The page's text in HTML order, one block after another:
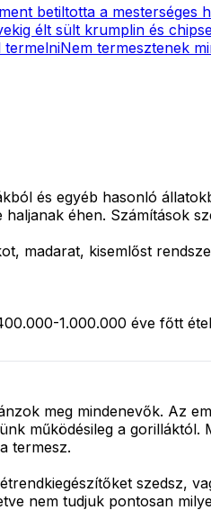
betiltotta a mesterséges
élt sült krumplin és
termelniNem termesztenek
és egyéb hasonló
éhen. Számítások
madarat, kisemlőst
1.000.000 éve főtt
meg mindenevők. Az
működésileg a
termesz.
szedsz,
nem tudjuk pontosan